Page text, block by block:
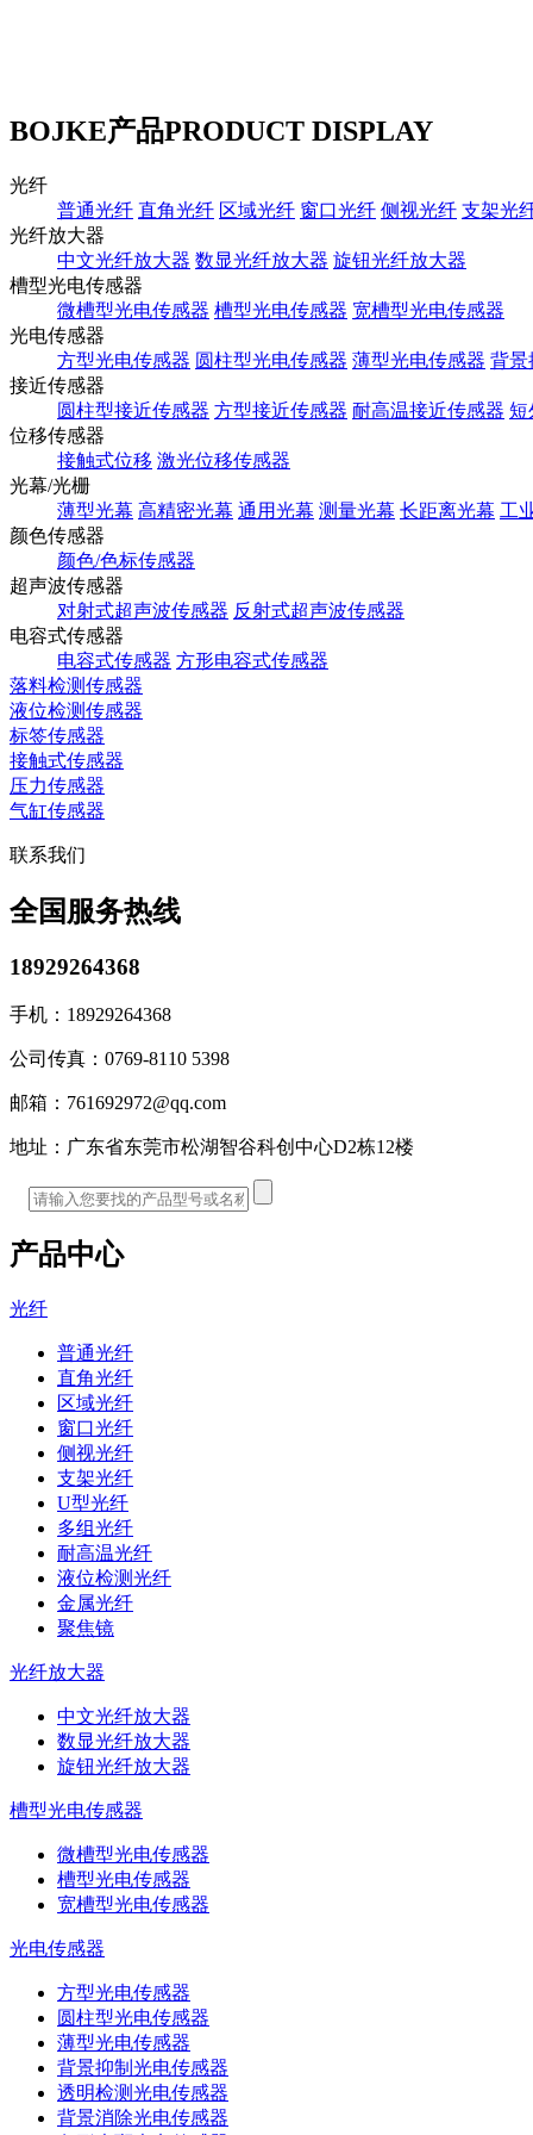
BOJKE产品PRODUCT DISPLAY
光纤
普通光纤 直角光纤 区域光纤 窗口光纤 侧视光纤 支架光
光纤放大器
中文光纤放大器 数显光纤放大器 旋钮光纤放大器
槽型光电传感器
微槽型光电传感器 槽型光电传感器 宽槽型光电传感器
光电传感器
方型光电传感器 圆柱型光电传感器 薄型光电传感器 背景
接近传感器
圆柱型接近传感器 方型接近传感器 耐高温接近传感器 短
位移传感器
接触式位移 激光位移传感器
光幕/光栅
薄型光幕 高精密光幕 通用光幕 测量光幕 长距离光幕 工
颜色传感器
颜色/色标传感器
超声波传感器
对射式超声波传感器 反射式超声波传感器
电容式传感器
电容式传感器 方形电容式传感器
落料检测传感器
液位检测传感器
标签传感器
接触式传感器
压力传感器
气缸传感器
联系我们
全国服务热线
18929264368
手机： 18929264368
公司传真： 0769-8110 5398
邮箱： 761692972@qq.com
地址： 广东省东莞市松湖智谷科创中心D2栋12楼
产品中心
光纤
普通光纤
直角光纤
区域光纤
窗口光纤
侧视光纤
支架光纤
U型光纤
多组光纤
耐高温光纤
液位检测光纤
金属光纤
聚焦镜
光纤放大器
中文光纤放大器
数显光纤放大器
旋钮光纤放大器
槽型光电传感器
微槽型光电传感器
槽型光电传感器
宽槽型光电传感器
光电传感器
方型光电传感器
圆柱型光电传感器
薄型光电传感器
背景抑制光电传感器
透明检测光电传感器
背景消除光电传感器